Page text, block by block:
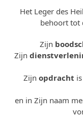
Het Leger des
behoort tot
Zijn
Zijn
Zijn opdracht
en in Zijn naam